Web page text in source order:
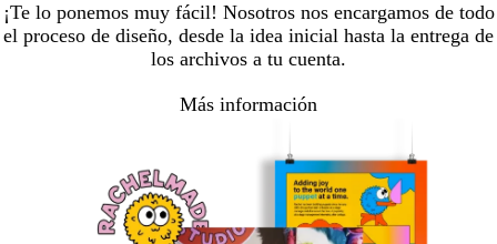
¡Te lo ponemos muy fácil! Nosotros nos encargamos de todo
el proceso de diseño, desde la idea inicial hasta la entrega de
los archivos a tu cuenta.
Más información